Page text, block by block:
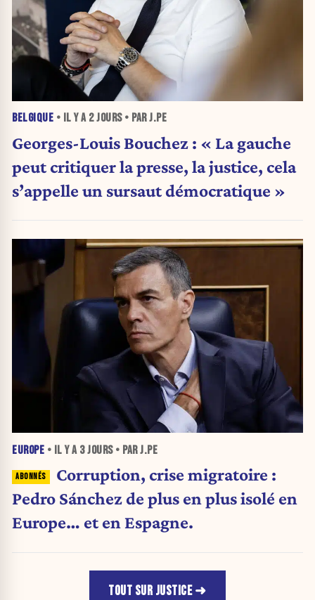
BELGIQUE • IL Y A 2 JOURS• PAR J.PE
Georges-Louis Bouchez : « La gauche
peut critiquer la presse, la justice, cela
s’appelle un sursaut démocratique »
EUROPE • IL Y A 3 JOURS• PAR J.PE
Corruption, crise migratoire :
Pedro Sánchez de plus en plus isolé en
Europe… et en Espagne.
TOUT SUR JUSTICE